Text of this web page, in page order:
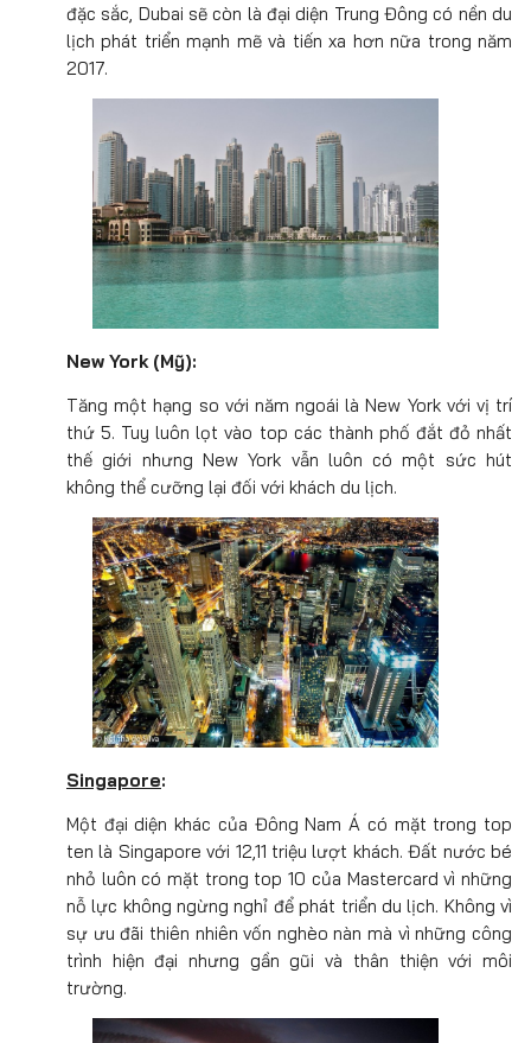
đặc sắc, Dubai sẽ còn là đại diện Trung Đông có nền du
lịch phát triển mạnh mẽ và tiến xa hơn nữa trong năm
2017.
New York (Mỹ):
Tăng một hạng so với năm ngoái là New York với vị trí
thứ 5. Tuy luôn lọt vào top các thành phố đắt đỏ nhất
thế giới nhưng New York vẫn luôn có một sức hút
không thể cưỡng lại đối với khách du lịch.
Singapore:
Một đại diện khác của Đông Nam Á có mặt trong top
ten là Singapore với 12,11 triệu lượt khách. Đất nước bé
nhỏ luôn có mặt trong top 10 của Mastercard vì những
nỗ lực không ngừng nghỉ để phát triển du lịch. Không vì
sự ưu đãi thiên nhiên vốn nghèo nàn mà vì những công
trình hiện đại nhưng gần gũi và thân thiện với môi
trường.